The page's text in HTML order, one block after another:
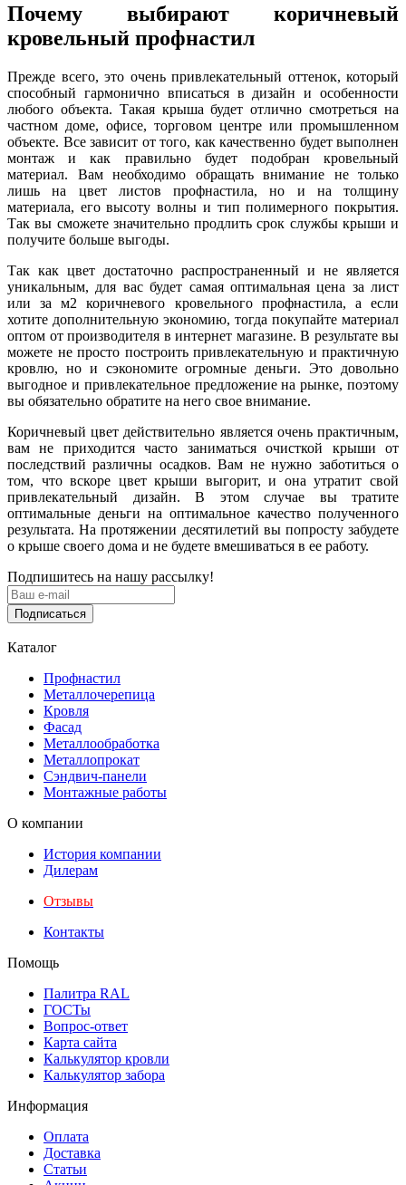
Почему выбирают коричневый
кровельный профнастил
Прежде всего, это очень привлекательный оттенок, который
способный гармонично вписаться в дизайн и особенности
любого объекта. Такая крыша будет отлично смотреться на
частном доме, офисе, торговом центре или промышленном
объекте. Все зависит от того, как качественно будет выполнен
монтаж и как правильно будет подобран кровельный
материал. Вам необходимо обращать внимание не только
лишь на цвет листов профнастила, но и на толщину
материала, его высоту волны и тип полимерного покрытия.
Так вы сможете значительно продлить срок службы крыши и
получите больше выгоды.
Так как цвет достаточно распространенный и не является
уникальным, для вас будет самая оптимальная цена за лист
или за м2 коричневого кровельного профнастила, а если
хотите дополнительную экономию, тогда покупайте материал
оптом от производителя в интернет магазине. В результате вы
можете не просто построить привлекательную и практичную
кровлю, но и сэкономите огромные деньги. Это довольно
выгодное и привлекательное предложение на рынке, поэтому
вы обязательно обратите на него свое внимание.
Коричневый цвет действительно является очень практичным,
вам не приходится часто заниматься очисткой крыши от
последствий различны осадков. Вам не нужно заботиться о
том, что вскоре цвет крыши выгорит, и она утратит свой
привлекательный дизайн. В этом случае вы тратите
оптимальные деньги на оптимальное качество полученного
результата. На протяжении десятилетий вы попросту забудете
о крыше своего дома и не будете вмешиваться в ее работу.
Подпишитесь на нашу рассылку!
Подписаться
Каталог
Профнастил
Металлочерепица
Кровля
Фасад
Металлообработка
Металлопрокат
Сэндвич-панели
Монтажные работы
О компании
История компании
Дилерам
Отзывы
Контакты
Помощь
Палитра RAL
ГОСТы
Вопрос-ответ
Карта сайта
Калькулятор кровли
Калькулятор забора
Информация
Оплата
Доставка
Статьи